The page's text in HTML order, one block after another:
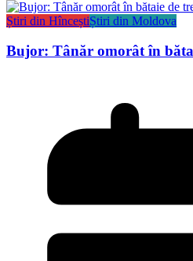
Știri din HînceștiȘtiri din Moldova
Bujor: Tânăr omorât în